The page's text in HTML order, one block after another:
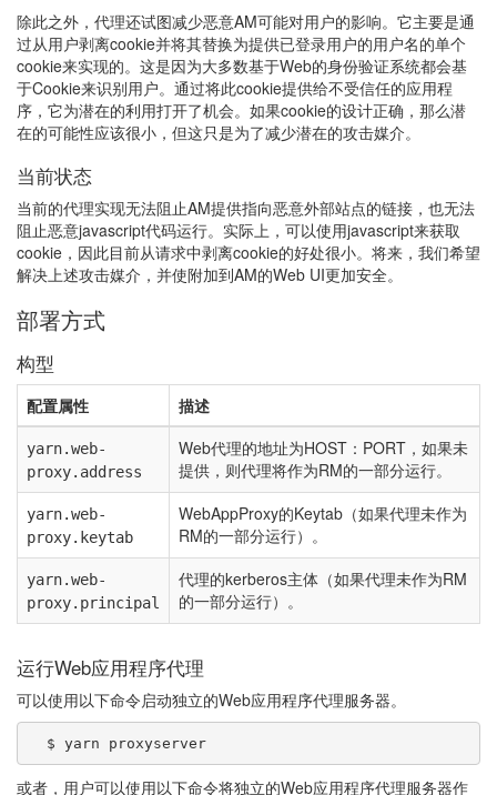
除此之外，代理还试图减少恶意AM可能对用户的影响。它主要是通
过从用户剥离cookie并将其替换为提供已登录用户的用户名的单个
cookie来实现的。这是因为大多数基于Web的身份验证系统都会基
于Cookie来识别用户。通过将此cookie提供给不受信任的应用程
序，它为潜在的利用打开了机会。如果cookie的设计正确，那么潜
在的可能性应该很小，但这只是为了减少潜在的攻击媒介。
当前状态
当前的代理实现无法阻止AM提供指向恶意外部站点的链接，也无法
阻止恶意javascript代码运行。实际上，可以使用javascript来获取
cookie，因此目前从请求中剥离cookie的好处很小。将来，我们希望
解决上述攻击媒介，并使附加到AM的Web UI更加安全。
部署方式
构型
配置属性 描述
yarn.web-
proxy.address
Web代理的地址为HOST：PORT，如果未
提供，则代理将作为RM的一部分运行。
yarn.web-
proxy.keytab
WebAppProxy的Keytab（如果代理未作为
RM的一部分运行）。
yarn.web-
proxy.principal
代理的kerberos主体（如果代理未作为RM
的一部分运行）。
运行Web应用程序代理
可以使用以下命令启动独立的Web应用程序代理服务器。
  $ yarn proxyserver
或者，用户可以使用以下命令将独立的Web应用程序代理服务器作